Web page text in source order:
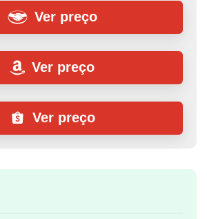
Ver preço
Ver preço
Ver preço